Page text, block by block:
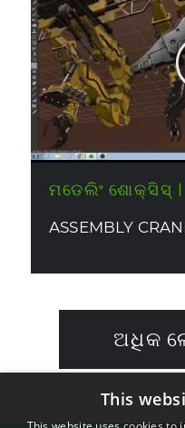
ମଡେଲିଂ ଶୋକ୍ସିସ୍ |
ASSEMBLY
ଅଧିକ
This